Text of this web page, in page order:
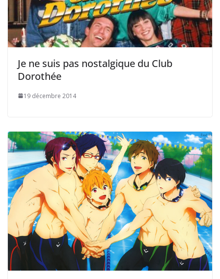
Je ne suis pas nostalgique du Club
Dorothée
19 décembre 2014